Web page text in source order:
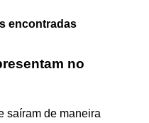
encontradas
no
saíram de maneira